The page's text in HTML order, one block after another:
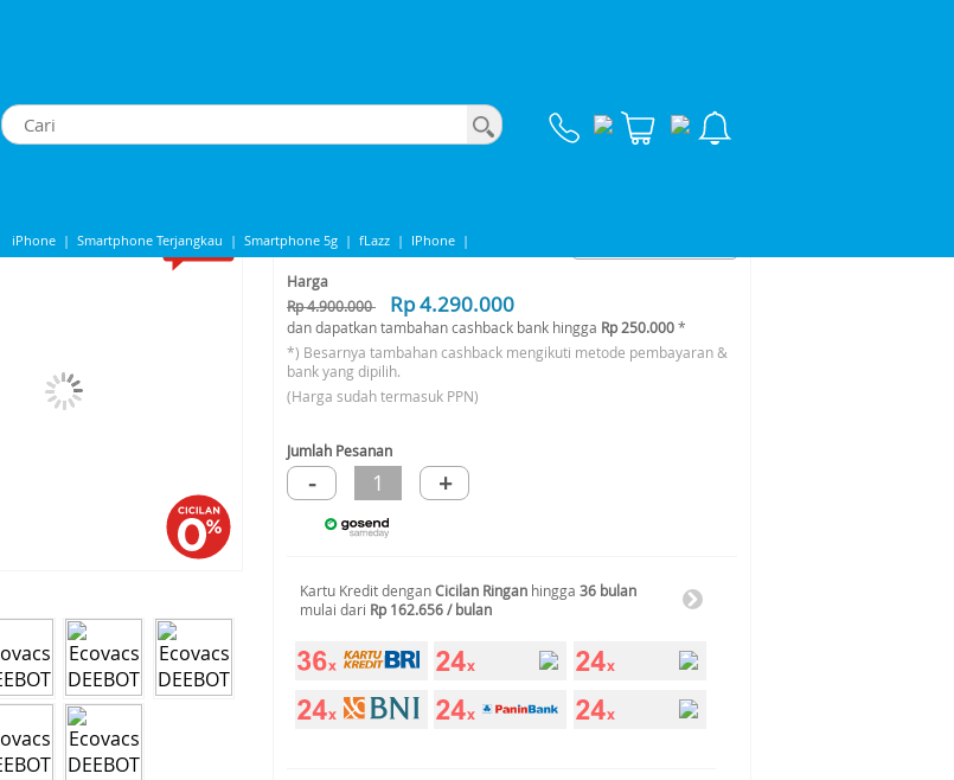
iPhone | Smartphone Terjangkau | Smartphone 5g | fLazz | IPhone |
| Samsung Note
Ecovacs DEEBOT N30 Vacuum Cleaner Vacuum Vacuum Mop Penyedot Debu Sapu Pel
-18%* Share to
Harga
Rp 4.900.000
Rp 4.290.000
dan dapatkan tambahan cashback bank hingga Rp 250.000*
*) Besarnya tambahan cashback mengikuti metode pembayaran &
bank yang dipilih.
(Harga sudah termasuk PPN)
Jumlah Pesanan
- 1 +
Kartu Kredit denganCicilan Ringan hingga 36 bulan
mulai dari Rp 162.656 / bulan